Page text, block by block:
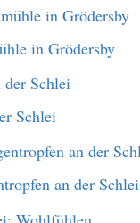
in Grödersby
Schlei
an der Schlei